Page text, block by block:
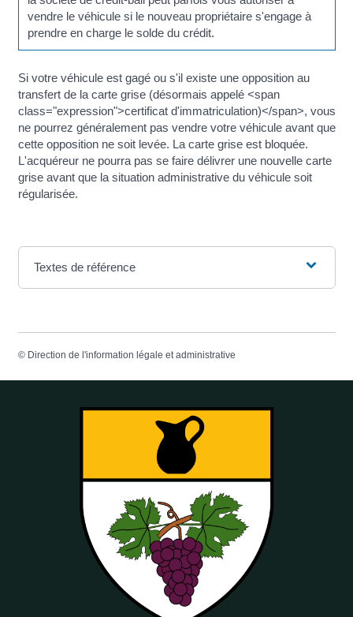
vendre le véhicule si le nouveau propriétaire s'engage à
prendre en charge le solde du crédit.
Si votre véhicule est gagé ou s'il existe une opposition au
transfert de la carte grise (désormais appelé <span
class="expression">certificat d'immatriculation)</span>, vous
ne pourrez généralement pas vendre votre véhicule avant que
cette opposition ne soit levée. La carte grise est bloquée.
L'acquéreur ne pourra pas se faire délivrer une nouvelle carte
grise avant que la situation administrative du véhicule soit
régularisée.
Textes de référence
© Direction de l'information légale et administrative